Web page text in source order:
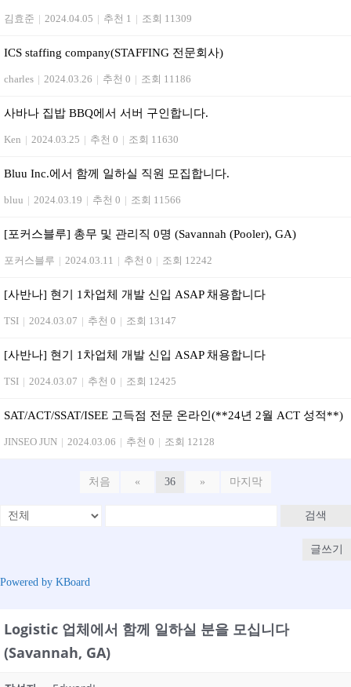
김효준 | 2024.04.05 | 추천 1 | 조회 11309
ICS staffing company(STAFFING 전문회사)
charles | 2024.03.26 | 추천 0 | 조회 11186
사바나 집밥 BBQ에서 서버 구인합니다.
Ken | 2024.03.25 | 추천 0 | 조회 11630
Bluu Inc.에서 함께 일하실 직원 모집합니다.
bluu | 2024.03.19 | 추천 0 | 조회 11566
[포커스블루] 총무 및 관리직 0명 (Savannah (Pooler), GA)
포커스블루 | 2024.03.11 | 추천 0 | 조회 12242
[사반나] 현기 1차업체 개발 신입 ASAP 채용합니다
TSI | 2024.03.07 | 추천 0 | 조회 13147
[사반나] 현기 1차업체 개발 신입 ASAP 채용합니다
TSI | 2024.03.07 | 추천 0 | 조회 12425
SAT/ACT/SSAT/ISEE 고득점 전문 온라인(**24년 2월 ACT 성적**)
JINSEO JUN | 2024.03.06 | 추천 0 | 조회 12128
처음 « 36 » 마지막
검색
글쓰기
Powered by KBoard
Logistic 업체에서 함께 일하실 분을 모십니다
(Savannah, GA)